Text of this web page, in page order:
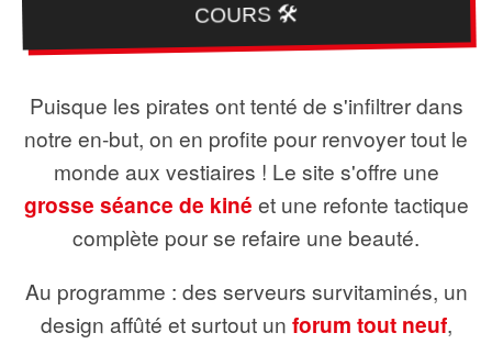
COURS 🛠️
Puisque les pirates ont tenté de s'infiltrer dans
notre en-but, on en profite pour renvoyer tout le
monde aux vestiaires ! Le site s'offre une
grosse séance de kiné et une refonte tactique
complète pour se refaire une beauté.
Au programme : des serveurs survitaminés, un
design affûté et surtout un forum tout neuf,